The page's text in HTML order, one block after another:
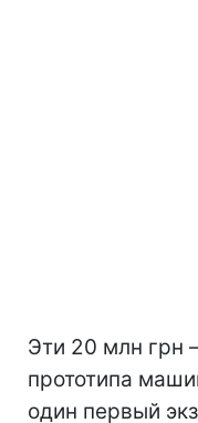
Эти 20 млн грн
прототипа
один первый